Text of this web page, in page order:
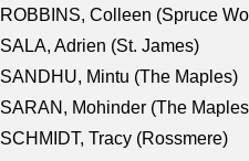
ROBBINS, Colleen (Spruce
SALA, Adrien (St. James)
SANDHU, Mintu (The Maples)
SARAN, Mohinder (The
SCHMIDT, Tracy (Rossmere)